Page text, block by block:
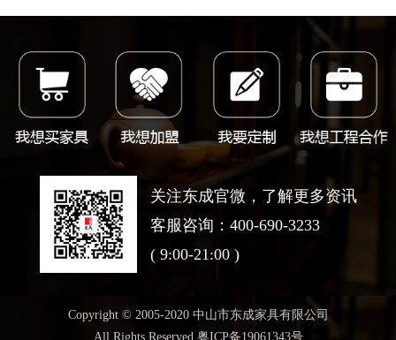
关注东成官微，了解更多资讯
客服咨询：400-690-3233
( 9:00-21:00 )
Copyright © 2005-2020 中山市东成家具有限公司
All Rights Reserved 粤ICP备19061343号